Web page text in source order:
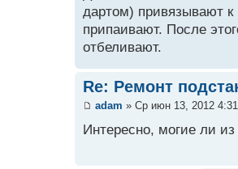
дартом) привязывают к
припаивают. После
отбеливают.
Re: Ремонт
adam » Ср июн 13, 2012
Интересно, могие ли